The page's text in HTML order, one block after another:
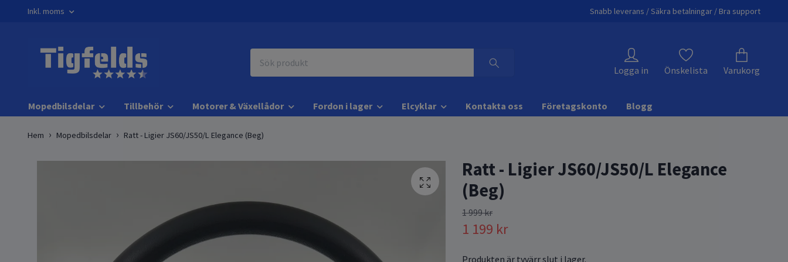
Inkl. moms Snabb leverans / Säkra betalningar / Bra support
Logga in Önskelista Varukorg
Mopedbilsdelar Tillbehör Motorer & Växellådor Fordon i lager Elcyklar Kontakta oss Företagskonto Blogg
Hem Mopedbilsdelar Ratt - Ligier JS60/JS50/L Elegance (Beg)
Ratt - Ligier JS60/JS50/L Elegance
(Beg)
1 999 kr
1 199 kr
Produkten är tyvärr slut i lager.